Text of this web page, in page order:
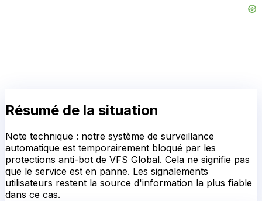
Résumé de la situation
Note technique : notre système de surveillance
automatique est temporairement bloqué par les
protections anti-bot de VFS Global. Cela ne signifie pas
que le service est en panne. Les signalements
utilisateurs restent la source d'information la plus fiable
dans ce cas.